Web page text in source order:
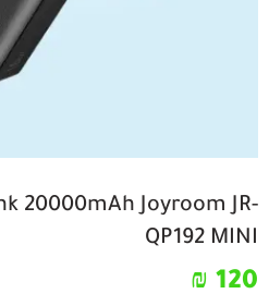
20000mAh Joyroom JR-
QP192 MINI
120
₪